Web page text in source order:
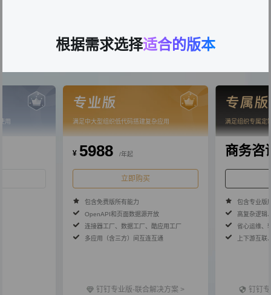
根据需求选择适合的版本
所有版本都包含以下功能
用
专业版
满足中大型组织低代码搭建复杂应用
¥ 5988 /年起
立即购买
包含免费版所有能力
OpenAPI和页面数据源开放
连接器工厂、数据工厂、酷应用工厂
多应用（含三方）间互连互通
钉钉专业版-联合解决方案 >
专属版
满足组织专属定
商务咨
包含专业版
高复杂逻辑
省心运维、
上下游互联
钉钉